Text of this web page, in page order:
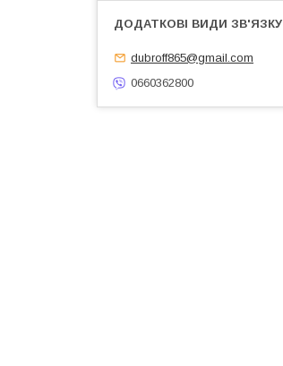
dubroff865@gmail.com
0660362800